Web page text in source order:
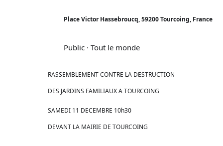
Place Victor Hassebroucq, 59200 Tourcoing, France
Public · Tout le monde
RASSEMBLEMENT CONTRE LA DESTRUCTION
DES JARDINS FAMILIAUX A TOURCOING
SAMEDI 11 DECEMBRE 10h30
DEVANT LA MAIRIE DE TOURCOING